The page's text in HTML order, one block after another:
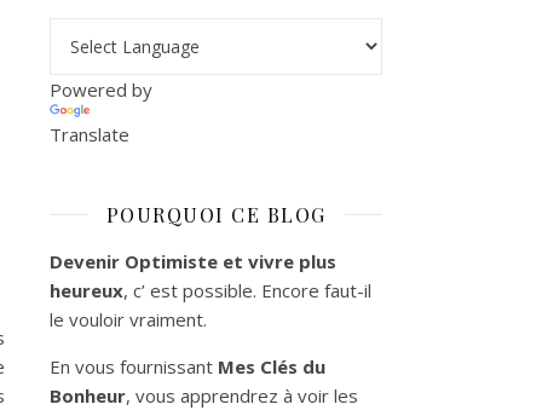
Powered by
Translate
POURQUOI CE BLOG
Devenir Optimiste et vivre plus
heureux, c’ est possible. Encore faut-il
le vouloir vraiment.
En vous fournissant Mes Clés du
Bonheur, vous apprendrez à voir les